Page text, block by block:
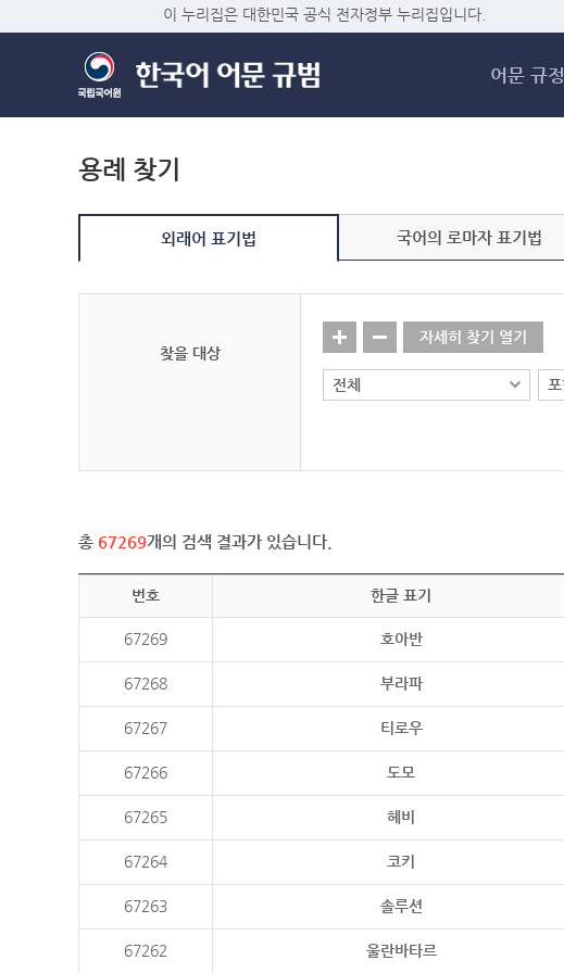
이 누리집은 대한민국 공식 전자정부 누리집입니다.
어문 규정
용례 찾기
외래어 표기법 국어의 로마자 표기법
찾을 대상
자세히 찾기 열기
총 67269개의 검색 결과가 있습니다.
번호 한글 표기
67269 호아반
67268 부라파
67267 티로우
67266 도모
67265 헤비
67264 코키
67263 솔루션
67262 울란바타르